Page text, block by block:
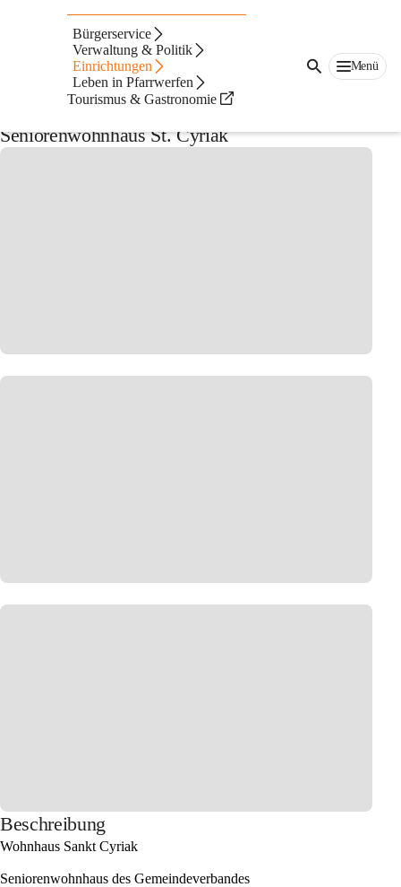
Bürgerservice
Verwaltung & Politik
Einrichtungen
Leben in Pfarrwerfen
Tourismus & Gastronomie
Menü
Seniorenwohnhaus St.
Cyriak
Seniorenwohnhaus St. Cyriak
Beschreibung
Wohnhaus Sankt Cyriak
Seniorenwohnhaus des Gemeindeverbandes